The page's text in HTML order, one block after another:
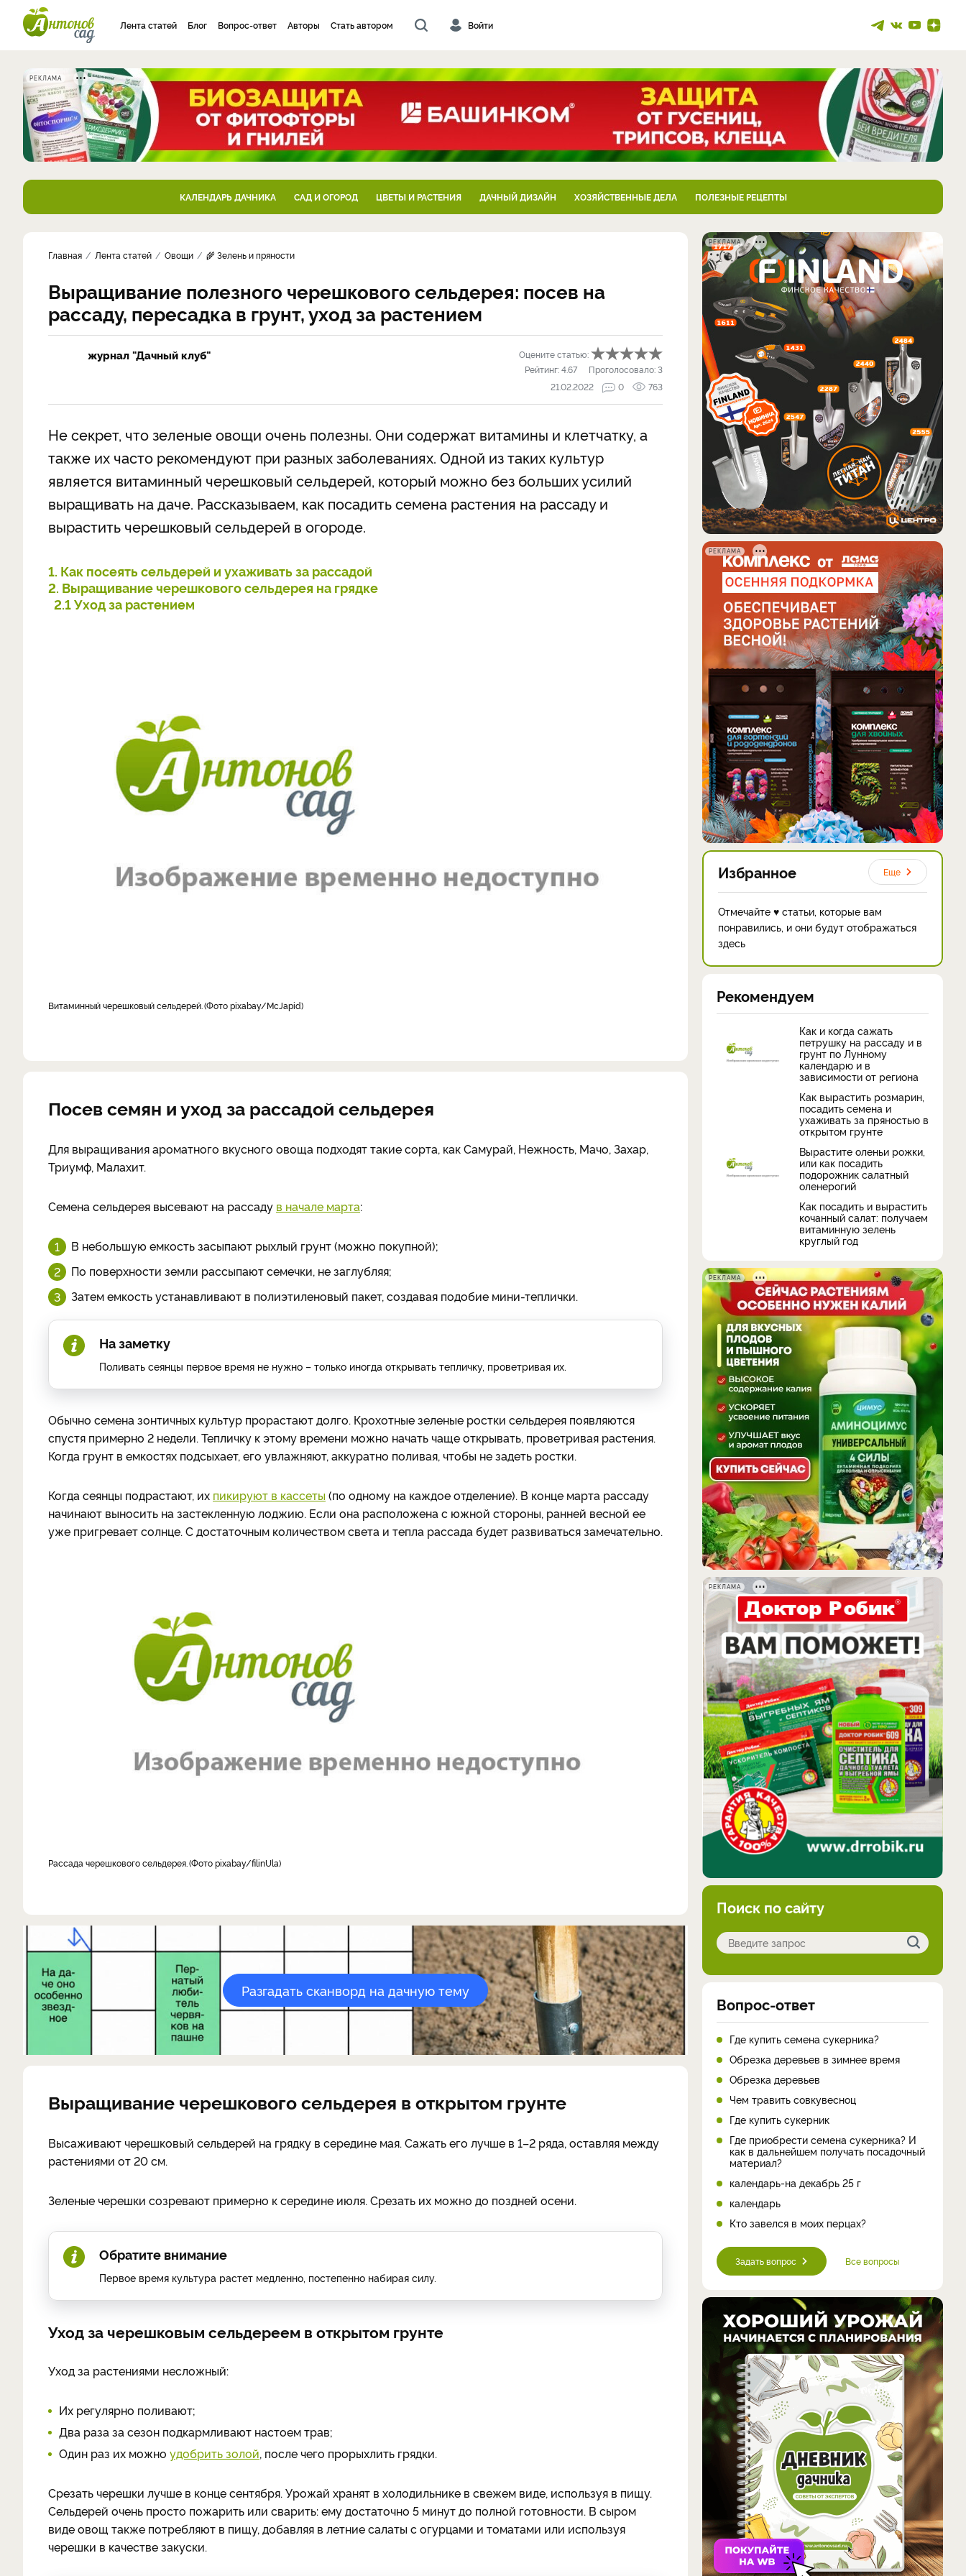
Лента статей Блог Вопрос-ответ Авторы Стать автором Войти
РЕКЛАМА
КАЛЕНДАРЬ ДАЧНИКА САД И ОГОРОД ЦВЕТЫ И РАСТЕНИЯ ДАЧНЫЙ ДИЗАЙН ХОЗЯЙСТВЕННЫЕ ДЕЛА ПОЛЕЗНЫЕ РЕЦЕПТЫ
Главная Лента статей Овощи 🌾 Зелень и пряности
Выращивание полезного черешкового сельдерея: посев на
рассаду, пересадка в грунт, уход за растением
журнал "Дачный клуб"
Оцените статью:
Рейтинг:4.67 Проголосовало:3
21.02.2022
0 763
Не секрет, что зеленые овощи очень полезны. Они содержат витамины и клетчатку, а
также их часто рекомендуют при разных заболеваниях. Одной из таких культур
является витаминный черешковый сельдерей, который можно без больших усилий
выращивать на даче. Рассказываем, как посадить семена растения на рассаду и
вырастить черешковый сельдерей в огороде.
1. Как посеять сельдерей и ухаживать за рассадой
2. Выращивание черешкового сельдерея на грядке
2.1 Уход за растением
витаминный черешковый сельдерей. Фото pixabay/McJapid
Посев семян и уход за рассадой сельдерея
Для выращивания ароматного вкусного овоща подходят такие сорта, как Самурай, Нежность, Мачо, Захар,
Триумф, Малахит.
Семена сельдерея высевают на рассаду в начале марта:
В небольшую емкость засыпают рыхлый грунт (можно покупной);
По поверхности земли рассыпают семечки, не заглубляя;
Затем емкость устанавливают в полиэтиленовый пакет, создавая подобие мини-теплички.
На заметку
Поливать сеянцы первое время не нужно – только иногда открывать тепличку, проветривая их.
Обычно семена зонтичных культур прорастают долго. Крохотные зеленые ростки сельдерея появляются
спустя примерно 2 недели. Тепличку к этому времени можно начать чаще открывать, проветривая растения.
Когда грунт в емкостях подсыхает, его увлажняют, аккуратно поливая, чтобы не задеть ростки.
Когда сеянцы подрастают, их пикируют в кассеты (по одному на каждое отделение). В конце марта рассаду
начинают выносить на застекленную лоджию. Если она расположена с южной стороны, ранней весной ее
уже пригревает солнце. С достаточным количеством света и тепла рассада будет развиваться замечательно.
рассада черешкового сельдерея. Фото pixabay/filinUla
Разгадать сканворд на дачную тему
Выращивание черешкового сельдерея в открытом грунте
Высаживают черешковый сельдерей на грядку в середине мая. Сажать его лучше в 1–2 ряда, оставляя между
растениями от 20 см.
Зеленые черешки созревают примерно к середине июля. Срезать их можно до поздней осени.
Обратите внимание
Первое время культура растет медленно, постепенно набирая силу.
Уход за черешковым сельдереем в открытом грунте
Уход за растениями несложный:
Их регулярно поливают;
Два раза за сезон подкармливают настоем трав;
Один раз их можно удобрить золой, после чего прорыхлить грядки.
Срезать черешки лучше в конце сентября. Урожай хранят в холодильнике в свежем виде, используя в пищу.
Сельдерей очень просто пожарить или сварить: ему достаточно 5 минут до полной готовности. В сыром
виде овощ также потребляют в пищу, добавляя в летние салаты с огурцами и томатами или используя
черешки в качестве закуски.
РЕКЛАМА
РЕКЛАМА
Избранное Еще
Отмечайте ♥ статьи, которые вам
понравились, и они будут отображаться
здесь
Рекомендуем
Как и когда сажать
петрушку на рассаду и в
грунт по Лунному
календарю и в
зависимости от региона
Как вырастить розмарин,
посадить семена и
ухаживать за пряностью в
открытом грунте
Вырастите оленьи рожки,
или как посадить
подорожник салатный
оленерогий
Как посадить и вырастить
кочанный салат: получаем
витаминную зелень
круглый год
РЕКЛАМА
РЕКЛАМА
Поиск по сайту
Вопрос-ответ
Где купить семена сукерника?
Обрезка деревьев в зимнее время
Обрезка деревьев
Чем травить совкувесноц
Где купить сукерник
Где приобрести семена сукерника? И
как в дальнейшем получать посадочный
материал?
календарь-на декабрь 25 г
календарь
Кто завелся в моих перцах?
Задать вопрос Все вопросы